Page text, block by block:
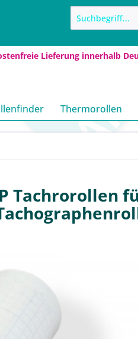
Lieferung innerhalb
Thermorollen
Tachrorollen